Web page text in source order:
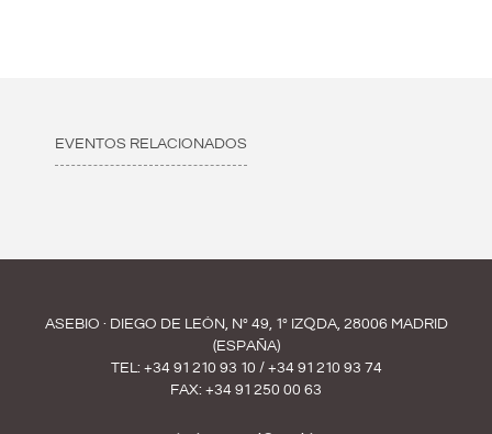
EVENTOS RELACIONADOS
ASEBIO · DIEGO DE LEÓN, Nº 49, 1º IZQDA, 28006 MADRID
(ESPAÑA)
TEL: +34 91 210 93 10 / +34 91 210 93 74
FAX: +34 91 250 00 63